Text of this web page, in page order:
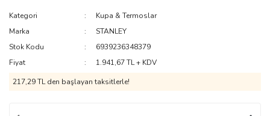
Kategori
Kupa & Termoslar
Marka
STANLEY
Stok Kodu
6939236348379
Fiyat
1.941,67 TL + KDV
217,29 TL den başlayan taksitlerle!